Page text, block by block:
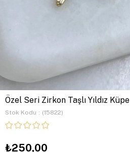
Özel Seri Zirkon Taşlı Yıldız Küpe
Stok Kodu (15822)
₺250,00